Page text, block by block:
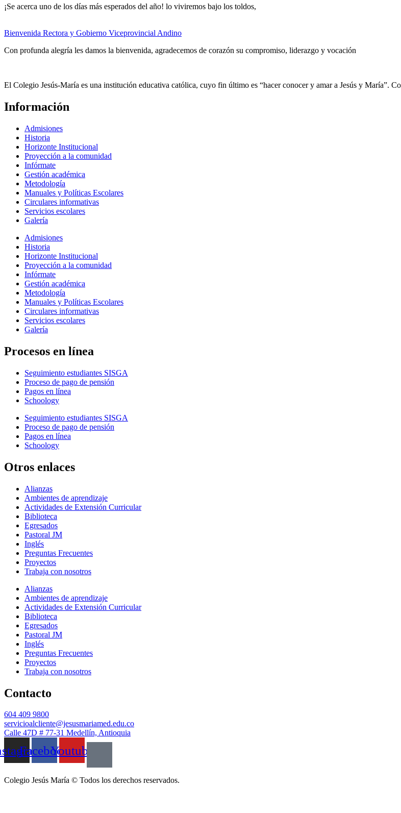
¡Se acerca uno de los días más esperados del año! lo viviremos bajo los toldos,
Bienvenida Rectora y Gobierno Viceprovincial Andino
Con profunda alegría les damos la bienvenida, agradecemos de corazón su compromiso, liderazgo y vocación
El Colegio Jesús-María es una institución educativa católica, cuyo fin último es “hacer conocer y amar a Jesús y María”.
Información
Admisiones
Historia
Horizonte Institucional
Proyección a la comunidad
Infórmate
Gestión académica
Metodología
Manuales y Políticas Escolares
Circulares informativas
Servicios escolares
Galería
Admisiones
Historia
Horizonte Institucional
Proyección a la comunidad
Infórmate
Gestión académica
Metodología
Manuales y Políticas Escolares
Circulares informativas
Servicios escolares
Galería
Procesos en línea
Seguimiento estudiantes SISGA
Proceso de pago de pensión
Pagos en línea
Schoology
Seguimiento estudiantes SISGA
Proceso de pago de pensión
Pagos en línea
Schoology
Otros enlaces
Alianzas
Ambientes de aprendizaje
Actividades de Extensión Curricular
Biblioteca
Egresados
Pastoral JM
Inglés
Preguntas Frecuentes
Proyectos
Trabaja con nosotros
Alianzas
Ambientes de aprendizaje
Actividades de Extensión Curricular
Biblioteca
Egresados
Pastoral JM
Inglés
Preguntas Frecuentes
Proyectos
Trabaja con nosotros
Contacto
604 409 9800
servicioalcliente@jesusmariamed.edu.co
Calle 47D # 77-31 Medellín, Antioquia
FacebookYoutube
Colegio Jesús María © Todos los derechos reservados.